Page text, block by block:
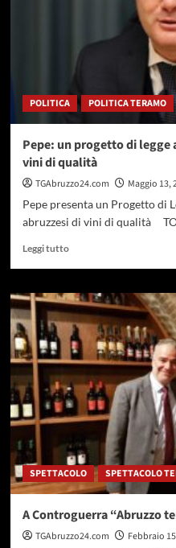
POLITICA POLITICA TERAMO
Pepe: un progetto di
vini di qualità
TGAbruzzo24.com
Maggio 13,
Pepe presenta un Progetto di
abruzzesi di vini di qualità
Leggi tuttoLeggi
su
Pepe:
un
progetto
di
legge
a
sostegno
dei
produttori
di
vini
di
qualità
SPETTACOLO SPETTACOLO
A Controguerra “Abruzzo
TGAbruzzo24.com
Febbraio